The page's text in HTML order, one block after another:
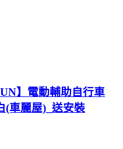
】電動輔助自行車
(車麗屋)_送安裝